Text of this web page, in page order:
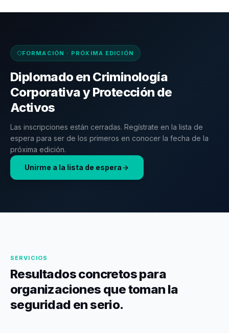
FORMACIÓN · PRÓXIMA EDICIÓN
Diplomado en Criminología
Corporativa y Protección de
Activos
Las inscripciones están cerradas. Regístrate en la lista de
espera para ser de los primeros en conocer la fecha de la
próxima edición.
Unirme a la lista de espera
SERVICIOS
Resultados concretos para
organizaciones que toman la
seguridad en serio.